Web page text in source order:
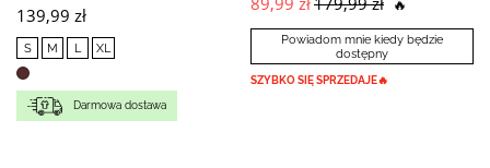
139,99 zł
S M L XL
Darmowa dostawa
🔥
Powiadom mnie kiedy będzie
dostępny
SZYBKO SIĘ SPRZEDAJE🔥